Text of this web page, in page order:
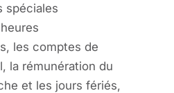
spéciales
les comptes de
la rémunération du
et les jours fériés,